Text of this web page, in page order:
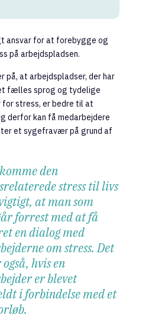
ansvar for at forebygge og
på arbejdspladsen.
på, at arbejdspladser, der har
fælles sprog og tydelige
stress, er bedre til at
derfor kan få medarbejdere
et sygefravær på grund af
den
stress til livs
at man som
forrest med at få
en dialog med
om stress. Det
hvis en
er blevet
i forbindelse med et